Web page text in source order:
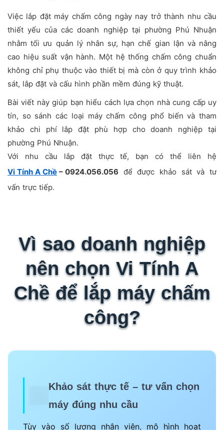
Việc lắp đặt máy chấm công ngày nay trở thành nhu cầu
thiết yếu của các doanh nghiệp tại phường Phú Nhuận
nhằm tối ưu quản lý nhân sự, hạn chế gian lận và nâng
cao hiệu suất vận hành. Một hệ thống chấm công chuẩn
không chỉ phụ thuộc vào thiết bị mà còn ở quy trình khảo
sát, lắp đặt và cấu hình phần mềm đúng kỹ thuật.
Bài viết này giúp bạn hiểu cách lựa chọn nhà cung cấp uy
tín, so sánh các loại máy chấm công phổ biến và tham
khảo chi phí lắp đặt phù hợp cho doanh nghiệp tại
phường Phú Nhuận.
Với nhu cầu lắp đặt thực tế, bạn có thể liên hệ
Vi Tính A Chề – 0924.056.056 để được khảo sát và tư
vấn trực tiếp.
Vì sao doanh nghiệp
nên chọn Vi Tính A
Chề để lắp máy chấm
công?
Khảo sát thực tế – tư vấn chọn
máy đúng nhu cầu
Tùy vào số lượng nhân viên, mô hình hoạt